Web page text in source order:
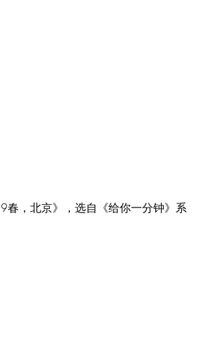
春，北京》，选自《给你一分钟》系